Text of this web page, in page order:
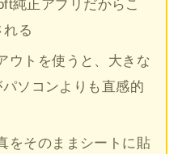
純正アプリだからこ
る
ウトを使うと、大きな
ソコンよりも直感的
をそのままシートに貼